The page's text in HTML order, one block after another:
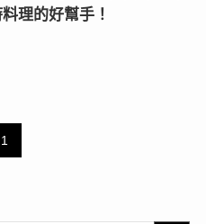
理的好幫手！
1